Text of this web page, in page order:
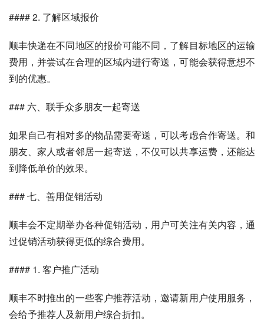
#### 2. 了解区域报价
顺丰快递在不同地区的报价可能不同，了解目标地区的运输
费用，并尝试在合理的区域内进行寄送，可能会获得意想不
到的优惠。
### 六、联手众多朋友一起寄送
如果自己有相对多的物品需要寄送，可以考虑合作寄送。和
朋友、家人或者邻居一起寄送，不仅可以共享运费，还能达
到降低单价的效果。
### 七、善用促销活动
顺丰会不定期举办各种促销活动，用户可关注有关内容，通
过促销活动获得更低的综合费用。
#### 1. 客户推广活动
顺丰不时推出的一些客户推荐活动，邀请新用户使用服务，
会给予推荐人及新用户综合折扣。